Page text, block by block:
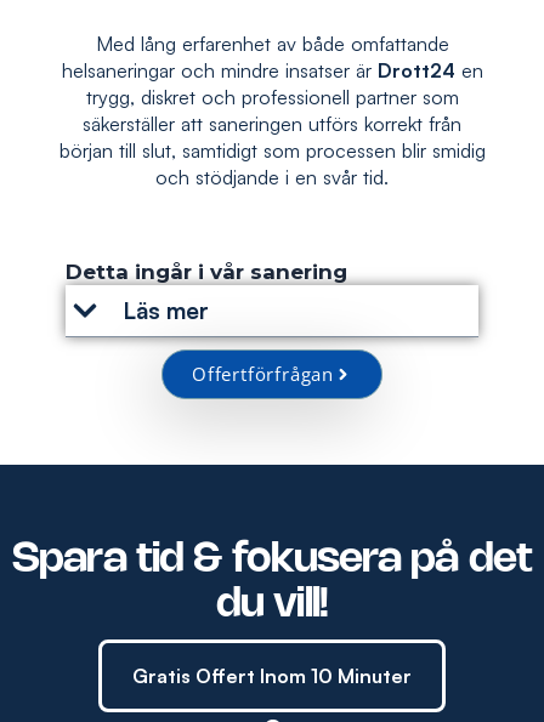
Med lång erfarenhet av både omfattande
helsaneringar och mindre insatser är Drott24 en
trygg, diskret och professionell partner som
säkerställer att saneringen utförs korrekt från
början till slut, samtidigt som processen blir smidig
och stödjande i en svår tid.
Detta ingår i vår sanering
Läs mer
Offertförfrågan
Spara tid & fokusera på det
du vill!
Gratis Offert Inom 10 Minuter